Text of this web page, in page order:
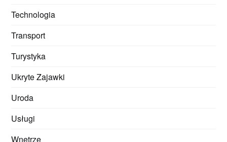
Technologia
Transport
Turystyka
Ukryte Zajawki
Uroda
Usługi
Wnętrze